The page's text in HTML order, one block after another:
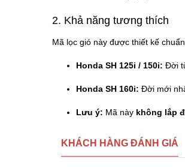
2. Khả năng tương thích
Mã lọc gió này được thiết kế
Honda SH 125i / 150i: Đời
Honda SH 160i: Đời mới
Lưu ý: Mã này không lắp
KHÁCH HÀNG ĐÁNH GIÁ